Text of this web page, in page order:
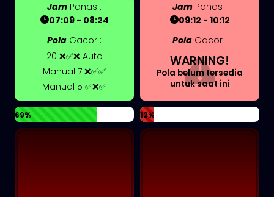
Jam Panas :
07:09 - 08:24
Pola Gacor :
20 ❌✅❌ Auto
Manual 7 ❌✅✅
Manual 5 ✅❌✅
69%
Jam Panas :
09:12 - 10:12
Pola Gacor :
WARNING!
Pola belum tersedia
untuk saat ini
12%